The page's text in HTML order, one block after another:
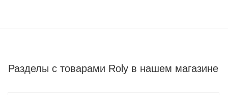
Разделы с товарами Roly в нашем магазине